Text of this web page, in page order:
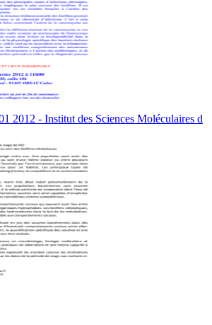
2012 - Institut des Sciences Moléculaires d